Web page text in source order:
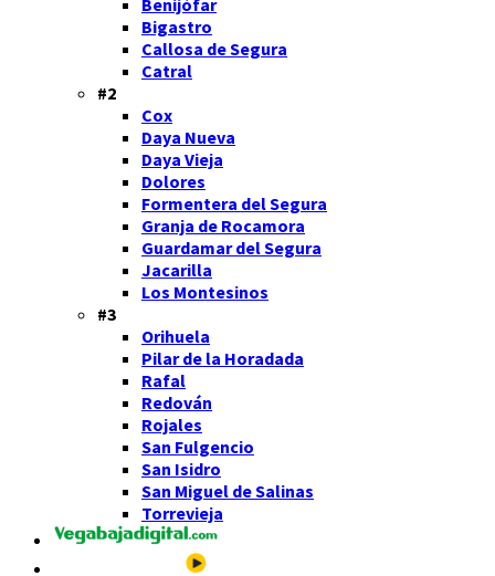
Bigastro
Callosa de Segura
Catral
#2
Cox
Daya Nueva
Daya Vieja
Dolores
Formentera del Segura
Granja de Rocamora
Guardamar del Segura
Jacarilla
Los Montesinos
#3
Orihuela
Pilar de la Horadada
Rafal
Redován
Rojales
San Fulgencio
San Isidro
San Miguel de Salinas
Torrevieja